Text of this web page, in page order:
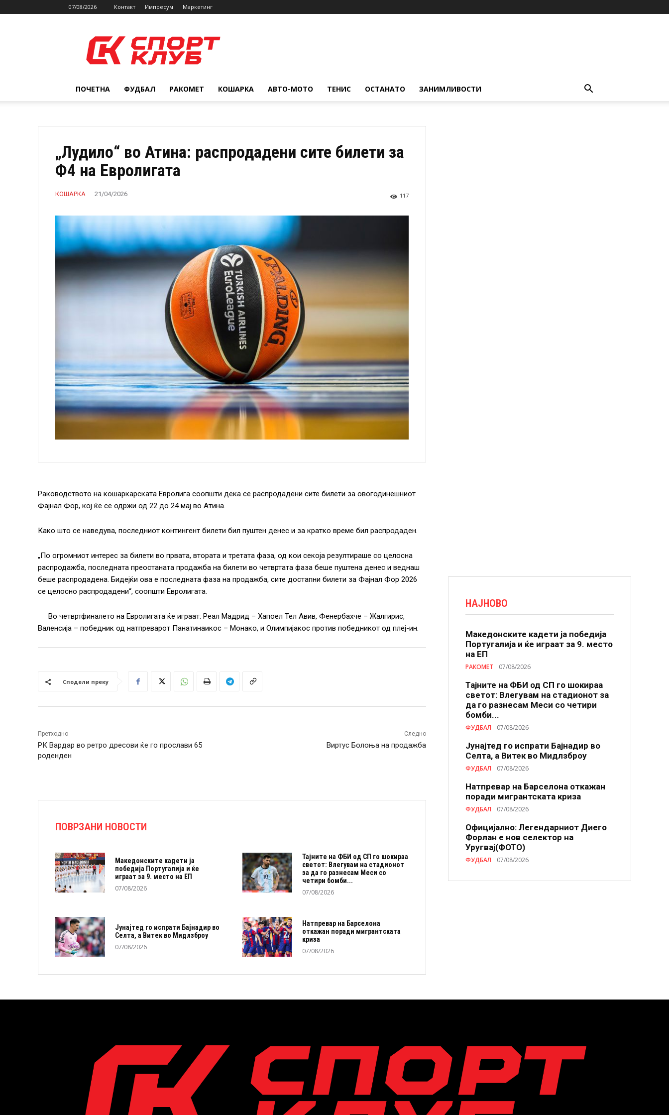
07/08/2026 Контакт Импресум Маркетинг
ПОЧЕТНА ФУДБАЛ РАКОМЕТ КОШАРКА АВТО-МОТО ТЕНИС ОСТАНАТО ЗАНИМЛИВОСТИ
„Лудило“ во Атина: распродадени сите билети за
Ф4 на Евролигата
КОШАРКА 21/04/2026 117
Раководството на кошаркарската Евролигa соопшти дека се распродадени сите билети за овогодинешниот
Фајнал Фор, кој ќе се одржи од 22 до 24 мај во Атина.
Како што се наведува, последниот контингент билети бил пуштен денес и за кратко време бил распродаден.
„По огромниот интерес за билети во првата, втората и третата фаза, од кои секоја резултираше со целосна
распродажба, последната преостаната продажба на билети во четвртата фаза беше пуштена денес и веднаш
беше распродадена. Бидејќи ова е последната фаза на продажба, сите достапни билети за Фајнал Фор 2026
се целосно распродадени“, соопшти Евролигата.
Во четвртфиналето на Евролигата ќе играат: Реал Мадрид – Хапоел Тел Авив, Фенербахче – Жалгирис,
Валенсија – победник од натпреварот Панатинаикос – Монако, и Олимпијакос против победникот од плеј-ин.
Сподели преку
Претходно
РК Вардар во ретро дресови ќе го прослави 65
роденден
Следно
Виртус Болоња на продажба
ПОВРЗАНИ НОВОСТИ
Македонските кадети ја
победија Португалија и ќе
играат за 9. место на ЕП
07/08/2026
Тајните на ФБИ од СП го шокираа
светот: Влегувам на стадионот
за да го разнесам Меси со
четири бомби...
07/08/2026
Јунајтед го испрати Бајнадир во
Селта, а Витек во Мидлзброу
07/08/2026
Натпревар на Барселона
откажан поради мигрантската
криза
07/08/2026
НАЈНОВО
Македонските кадети ја победија
Португалија и ќе играат за 9. место
на ЕП
РАКОМЕТ 07/08/2026
Тајните на ФБИ од СП го шокираа
светот: Влегувам на стадионот за
да го разнесам Меси со четири
бомби...
ФУДБАЛ 07/08/2026
Јунајтед го испрати Бајнадир во
Селта, а Витек во Мидлзброу
ФУДБАЛ 07/08/2026
Натпревар на Барселона откажан
поради мигрантската криза
ФУДБАЛ 07/08/2026
Официјално: Легендарниот Диего
Форлан е нов селектор на
Уругвај(ФОТО)
ФУДБАЛ 07/08/2026